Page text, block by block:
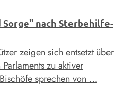
Sorge" nach Sterbehilfe-
zeigen sich entsetzt über
zu aktiver
sprechen von …